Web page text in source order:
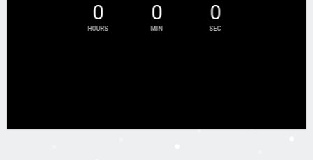
0
HOURS
0
MIN
0
SEC